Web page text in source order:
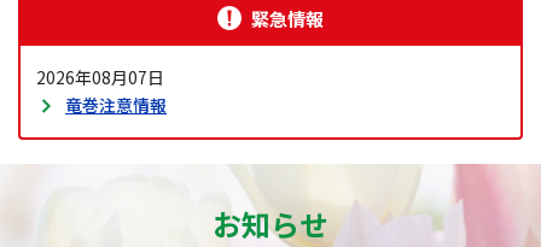
緊急情報
2026年08月07日
竜巻注意情報
お知らせ